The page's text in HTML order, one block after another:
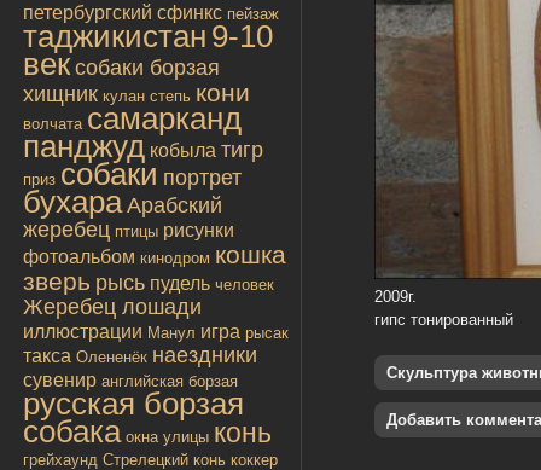
петербургский сфинкс пейзаж
таджикистан 9-10
век собаки борзая
хищник кулан степь кони
волчата самарканд
панджуд кобыла тигр
приз собаки портрет
бухара Арабский
жеребец птицы рисунки
фотоальбом кинодром кошка
зверь рысь пудель человек
Жеребец лошади
иллюстрации Манул игра рысак
такса Олененёк наездники
сувенир английская борзая
русская борзая
собака окна улицы конь
грейхаунд Стрелецкий конь коккер
2009г.
гипс тонированный
Скульптура
Добавить